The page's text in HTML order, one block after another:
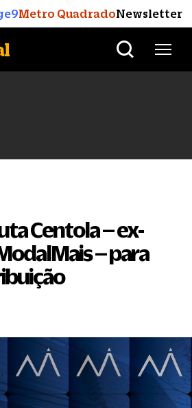
Metro QuadradoNewsletter
Centola – ex-
– para